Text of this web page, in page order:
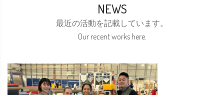
NEWS
最近の活動を記載しています。
Our recent works here.